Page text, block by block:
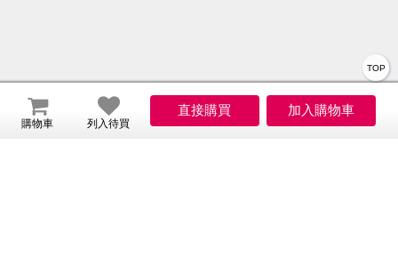
TOP
關於我們
購物車 列入待買